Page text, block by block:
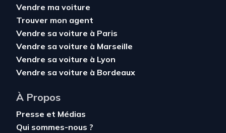
Vendre ma voiture
Trouver mon agent
Vendre sa voiture à Paris
Vendre sa voiture à Marseille
Vendre sa voiture à Lyon
Vendre sa voiture à Bordeaux
À Propos
Presse et Médias
Qui sommes-nous ?